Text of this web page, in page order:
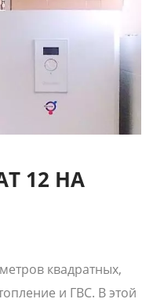
12 НА
квадратных,
и ГВС. В этой